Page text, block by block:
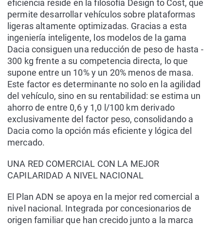
eficiencia reside en la filosofía Design to Cost, que
permite desarrollar vehículos sobre plataformas
ligeras altamente optimizadas. Gracias a esta
ingeniería inteligente, los modelos de la gama
Dacia consiguen una reducción de peso de hasta -
300 kg frente a su competencia directa, lo que
supone entre un 10% y un 20% menos de masa.
Este factor es determinante no solo en la agilidad
del vehículo, sino en su rentabilidad: se estima un
ahorro de entre 0,6 y 1,0 l/100 km derivado
exclusivamente del factor peso, consolidando a
Dacia como la opción más eficiente y lógica del
mercado.
UNA RED COMERCIAL CON LA MEJOR
CAPILARIDAD A NIVEL NACIONAL
El Plan ADN se apoya en la mejor red comercial a
nivel nacional. Integrada por concesionarios de
origen familiar que han crecido junto a la marca